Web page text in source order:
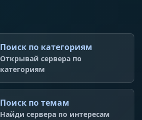
Поиск по категориям
Открывай сервера по
категориям
Поиск по темам
Найди сервера по интересам